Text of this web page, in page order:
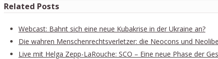
Related Posts
Webcast: Bahnt sich eine neue Kubakrise in der Ukraine an?
Die wahren Menschenrechtsverletzer: die Neocons und
Live mit Helga Zepp-LaRouche: SCO – Eine neue Phase der